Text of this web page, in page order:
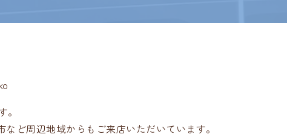
ど周辺地域からもご来店いただいています。